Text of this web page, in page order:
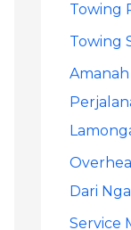
Towing
Towing
Dari
Service